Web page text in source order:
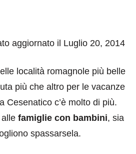
aggiornato il Luglio 20, 2014
località romagnole più belle
più che altro per le vacanze
Cesenatico c’è molto di più.
famiglie con bambini, sia
spassarsela.